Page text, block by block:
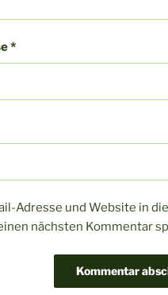
*
Adresse und Website in
nächsten Kommentar